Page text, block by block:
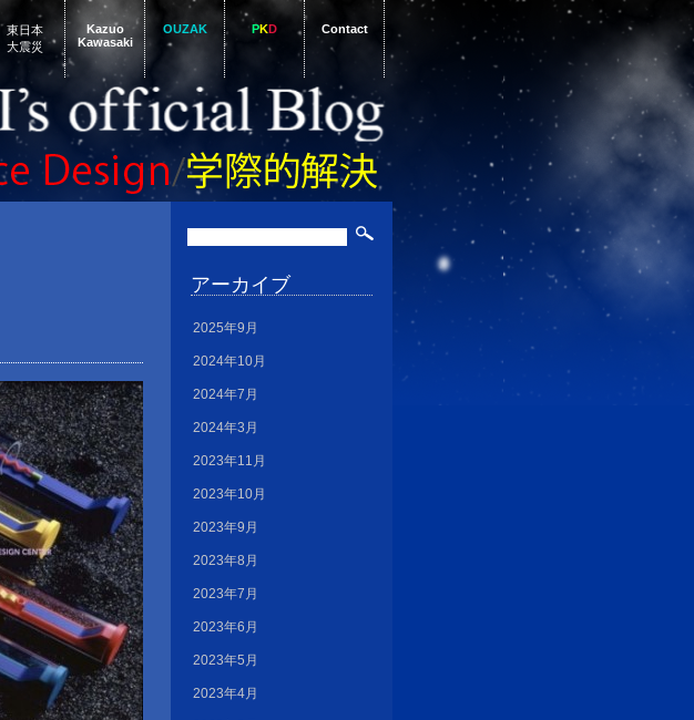
東日本
大震災
Kazuo
Kawasaki
OUZAK PKD Contact
アーカイブ
2025年9月
2024年10月
2024年7月
2024年3月
2023年11月
2023年10月
2023年9月
2023年8月
2023年7月
2023年6月
2023年5月
2023年4月